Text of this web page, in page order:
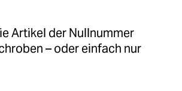
Artikel der Nullnummer
– oder einfach nur